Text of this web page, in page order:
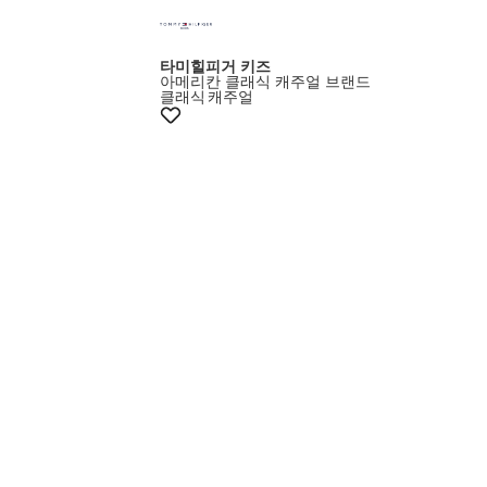
타미힐피거 키즈
아메리칸 클래식 캐주얼 브랜드
클래식 캐주얼